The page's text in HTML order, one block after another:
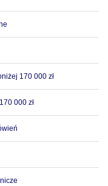
170 000 zł
000 zł